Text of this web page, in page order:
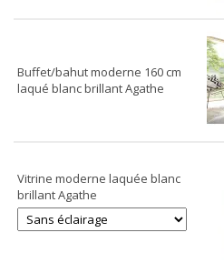
Buffet/bahut moderne 160 cm
laqué blanc brillant Agathe
Vitrine moderne laquée blanc
brillant Agathe